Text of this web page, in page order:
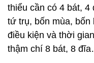
thiểu cần có 4 bát,
tứ trụ, bốn mùa,
điều kiện và thời
thậm chí 8 bát, 8